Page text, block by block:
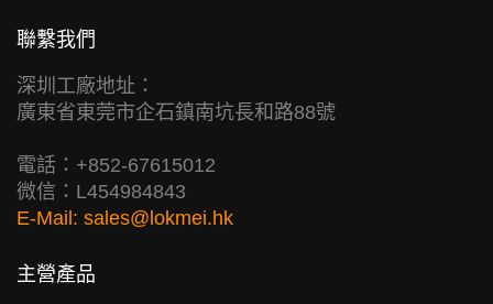
聯繫我們
深圳工廠地址：
廣東省東莞市企石鎮南坑長和路88號
電話：+852-67615012
微信：L454984843
E-Mail: sales@lokmei.hk
主營產品